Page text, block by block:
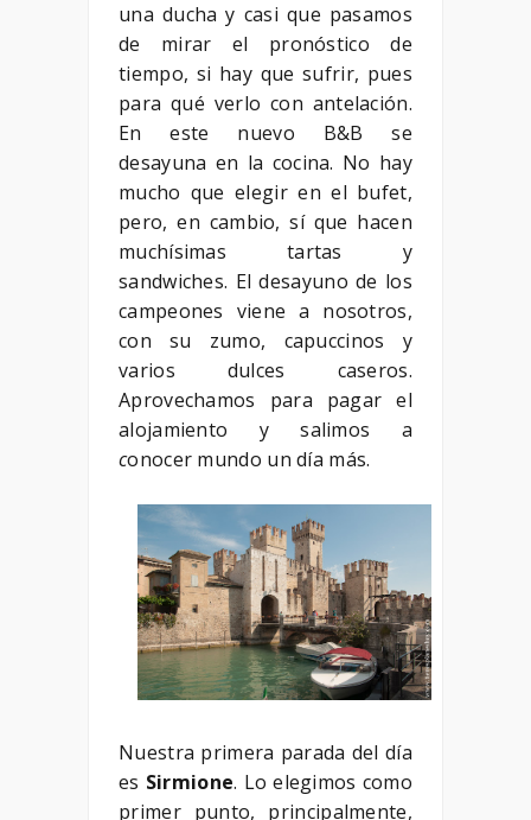
una ducha y casi que pasamos
de mirar el pronóstico de
tiempo, si hay que sufrir, pues
para qué verlo con antelación.
En este nuevo B&B se
desayuna en la cocina. No hay
mucho que elegir en el bufet,
pero, en cambio, sí que hacen
muchísimas tartas y
sandwiches. El desayuno de los
campeones viene a nosotros,
con su zumo, capuccinos y
varios dulces caseros.
Aprovechamos para pagar el
alojamiento y salimos a
conocer mundo un día más.
Nuestra primera parada del día
es Sirmione. Lo elegimos como
primer punto, principalmente,